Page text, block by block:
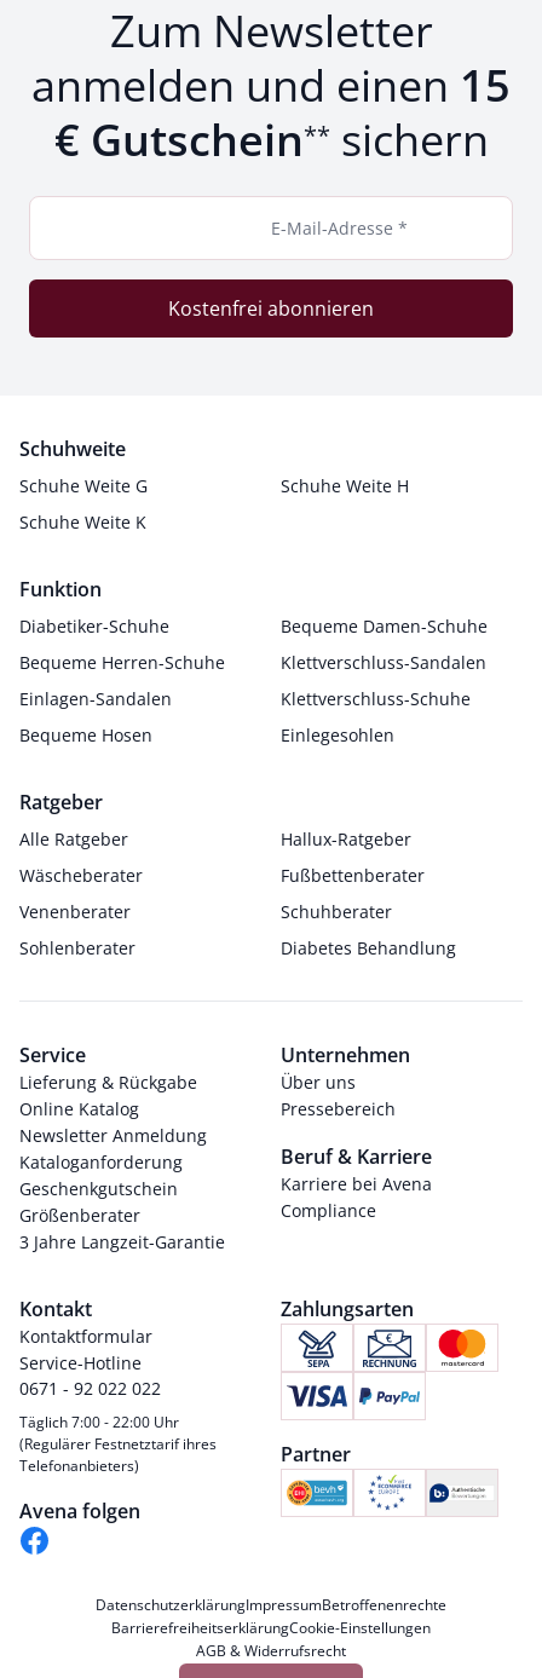
Zum Newsletter
anmelden und einen 15
€ Gutschein** sichern
E-Mail-Adresse *
Kostenfrei abonnieren
Schuhweite
Schuhe Weite G
Schuhe Weite H
Schuhe Weite K
Funktion
Diabetiker-Schuhe
Bequeme Damen-Schuhe
Bequeme Herren-Schuhe
Klettverschluss-Sandalen
Einlagen-Sandalen
Klettverschluss-Schuhe
Bequeme Hosen
Einlegesohlen
Ratgeber
Alle Ratgeber
Hallux-Ratgeber
Wäscheberater
Fußbettenberater
Venenberater
Schuhberater
Sohlenberater
Diabetes Behandlung
Service
Lieferung & Rückgabe
Online Katalog
Newsletter Anmeldung
Kataloganforderung
Geschenkgutschein
Größenberater
3 Jahre Langzeit-Garantie
Unternehmen
Über uns
Pressebereich
Beruf & Karriere
Karriere bei Avena
Compliance
Kontakt
Kontaktformular
Service-Hotline
0671 - 92 022 022
Täglich 7:00 - 22:00 Uhr
(Regulärer Festnetztarif ihres
Telefonanbieters)
Avena folgen
Zahlungsarten
Partner
DatenschutzerklärungImpressumBetroffenenrechte
BarrierefreiheitserklärungCookie-Einstellungen
AGB & Widerrufsrecht